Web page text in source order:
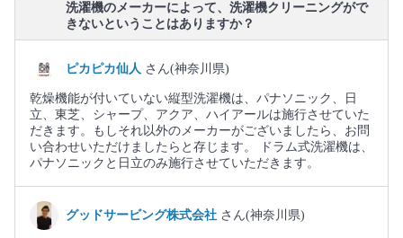
洗濯機のメーカーによって、洗濯機クリーニングがで
きないということはありますか？
ピカピカ仙人 さん(神奈川県)
乾燥機能が付いていない縦型洗濯機は、パナソニック、日
立、東芝、シャープ、アクア、ハイアールは施行させていた
だきます。もしそれ以外のメーカーがございましたら、お問
い合わせいただけましたらと存じます。 ドラム式洗濯機は、
パナソニックと日立のみ施行させていただきます。
グッドサービング株式会社 さん(神奈川県)